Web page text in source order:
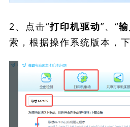
2、点击“打印机驱动”、“
索，根据操作系统版本，